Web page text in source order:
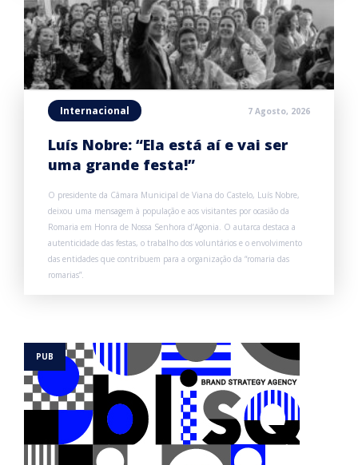
Internacional 7 Agosto, 2026
Luís Nobre: “Ela está aí e vai ser
uma grande festa!”
O presidente da Câmara Municipal de Viana do Castelo, Luís Nobre,
deixou uma mensagem à população e aos visitantes por ocasião da
Romaria em Honra de Nossa Senhora d’Agonia. O autarca destaca a
autenticidade das festas, o trabalho dos voluntários e o envolvimento
das entidades que contribuem para a organização da “romaria das
romarias”.